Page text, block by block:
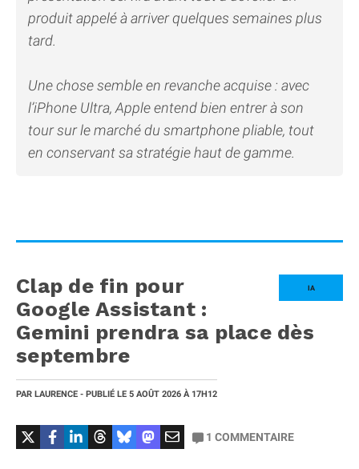
produit appelé à arriver quelques semaines plus
tard.
Une chose semble en revanche acquise : avec
l’iPhone Ultra, Apple entend bien entrer à son
tour sur le marché du smartphone pliable, tout
en conservant sa stratégie haut de gamme.
IA
Clap de fin pour
Google Assistant :
Gemini prendra sa place dès
septembre
PAR LAURENCE - PUBLIÉ LE 5 AOÛT 2026 À 17H12
1 COMMENTAIRE